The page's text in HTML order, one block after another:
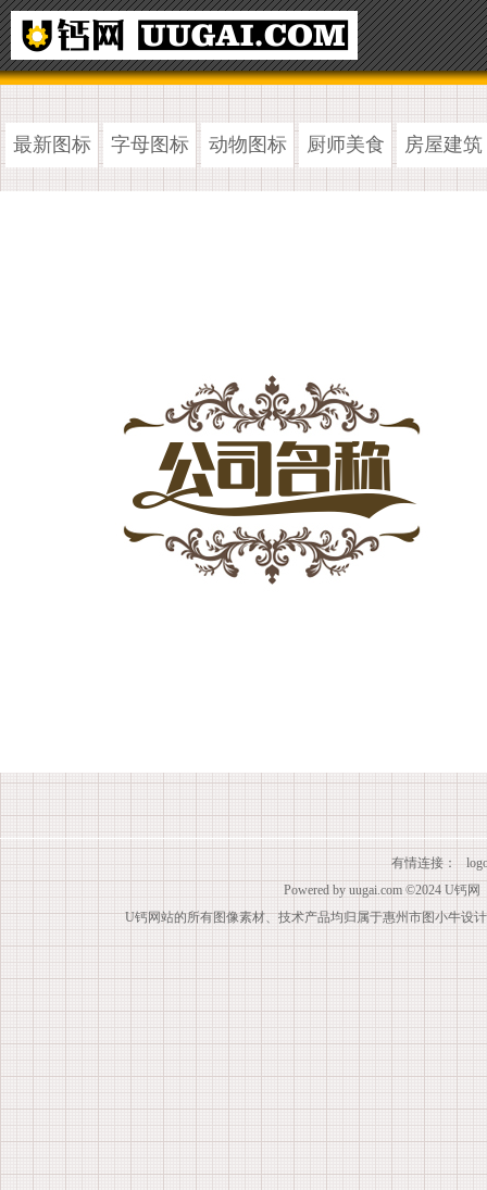
最新图标 字母图标 动物图标 厨师美食 房屋建筑
有情连接：
Powered by uugai.com ©2024 U钙网
U钙网站的所有图像素材、技术产品均归属于惠州市图小牛设